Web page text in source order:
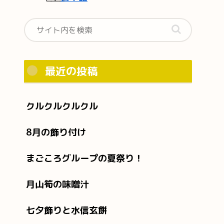
最近の投稿
クルクルクルクル
8月の飾り付け
まごころグループの夏祭り！
月山筍の味噌汁
七夕飾りと水信玄餅